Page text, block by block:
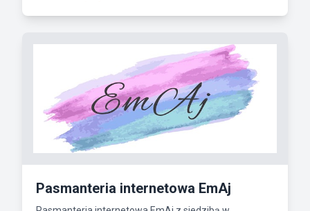
Pasmanteria internetowa EmAj